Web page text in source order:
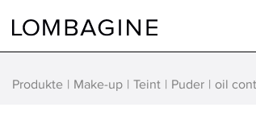
Produkte Make-up Teint Puder oil